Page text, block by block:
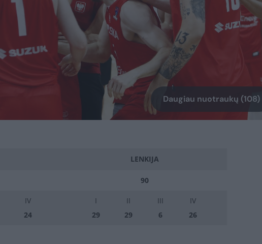
Daugiau nuotraukų (108)
LENKIJA
90
IV
24
I II III
IV
29
29 6 26